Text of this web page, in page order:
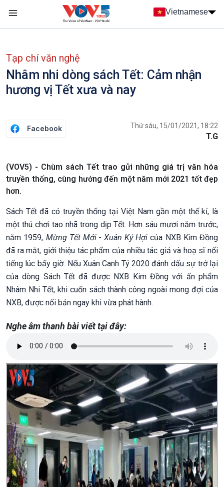
Nhảy đến nội dung
Vietnamese
Tạp chí văn nghệ
Nhâm nhi dòng sách Tết: Cảm nhận
hương vị Tết xưa và nay
Facebook Thứ sáu, 15/01/2021, 18:22
T.G
(VOV5) - Chùm sách Tết trao gửi những giá trị văn hóa
truyền thống, cùng hướng đến một năm mới 2021 tốt đẹp
hơn.
Sách Tết đã có truyền thống tại Việt Nam gần một thế kỉ, là
một thú chơi tao nhã trong dịp Tết. Hơn sáu mươi năm trước,
năm 1959, Mừng Tết Mới - Xuân Kỷ Hợi của NXB Kim Đồng
đã ra mắt, giới thiệu tác phẩm của nhiều tác giả và hoạ sĩ nổi
tiếng lúc bấy giờ. Nếu Xuân Canh Tý 2020 đánh dấu sự trở lại
của dòng Sách Tết đã được NXB Kim Đồng với ấn phẩm
Nhâm Nhi Tết, khi cuốn sách thành công ngoài mong đợi của
NXB, được nối bản ngay khi vừa phát hành.
Nghe âm thanh bài viết tại đây: